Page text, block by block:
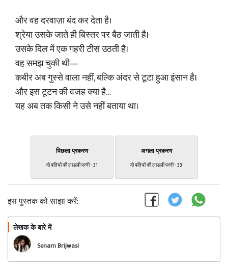
और वह दरवाज़ा बंद कर देता है।
श्रेया उसके जाते ही बिस्तर पर बैठ जाती है।
उसके दिल में एक गहरी टीस उठती है।
वह समझ चुकी थी—
कबीर अब गुस्से वाला नहीं, बल्कि अंदर से टूटा हुआ इंसान है।
और इस टूटन की वजह क्या है…
यह अब तक किसी ने उसे नहीं बताया था।
पिछला प्रकरण
दो पतियों की लाडली पत्नी - 31
अगला प्रकरण
दो पतियों की लाडली पत्नी - 33
इस पुस्तक को साझा करें:
लेखक के बारे में
Sonam Brijwasi